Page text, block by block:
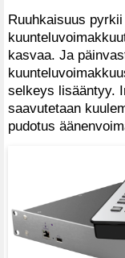
Ruuhkaisuus
kasvaa. Ja
selkeys lisääntyy.
saavutetaan
pudotus